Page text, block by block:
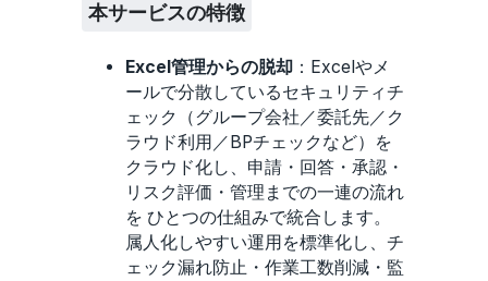
本サービスの特徴
Excel管理からの脱却：Excelやメ
ールで分散しているセキュリティチ
ェック（グループ会社／委託先／ク
ラウド利用／BPチェックなど）を
クラウド化し、申請・回答・承認・
リスク評価・管理までの一連の流れ
を ひとつの仕組みで統合します。
属人化しやすい運用を標準化し、チ
ェック漏れ防止・作業工数削減・監